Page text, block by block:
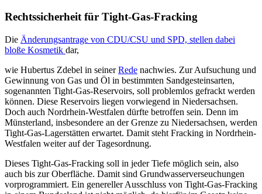
Rechtssicherheit für Tight-Gas-Fracking
Die Änderungsantrage von CDU/CSU und SPD, stellen dabei
bloße Kosmetik dar,
wie Hubertus Zdebel in seinerRede nachwies. Zur Aufsuchung und
Gewinnung von Gas und Öl in bestimmten Sandgesteinsarten,
sogenannten Tight-Gas-Reservoirs, soll problemlos gefrackt werden
können. Diese Reservoirs liegen vorwiegend in Niedersachsen.
Doch auch Nordrhein-Westfalen dürfte betroffen sein. Denn im
Münsterland, insbesondere an der Grenze zu Niedersachsen, werden
Tight-Gas-Lagerstätten erwartet. Damit steht Fracking in Nordrhein-
Westfalen weiter auf der Tagesordnung.
Dieses Tight-Gas-Fracking soll in jeder Tiefe möglich sein, also
auch bis zur Oberfläche. Damit sind Grundwasserverseuchungen
vorprogrammiert. Ein genereller Ausschluss von Tight-Gas-Fracking